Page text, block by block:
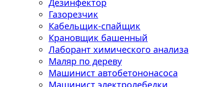
Дезинфектор
Газорезчик
Кабельщик-спайщик
Крановщик башенный
Лаборант химического анализа
Маляр по дереву
Машинист автобетононасоса
Машинист электролебедки